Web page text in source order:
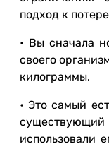
подход к
• Вы сначала
своего
килограммы.
• Это самый
использовали